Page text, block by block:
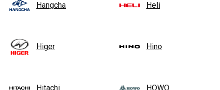
Hangcha Heli
Higer Hino
Hitachi HOWO